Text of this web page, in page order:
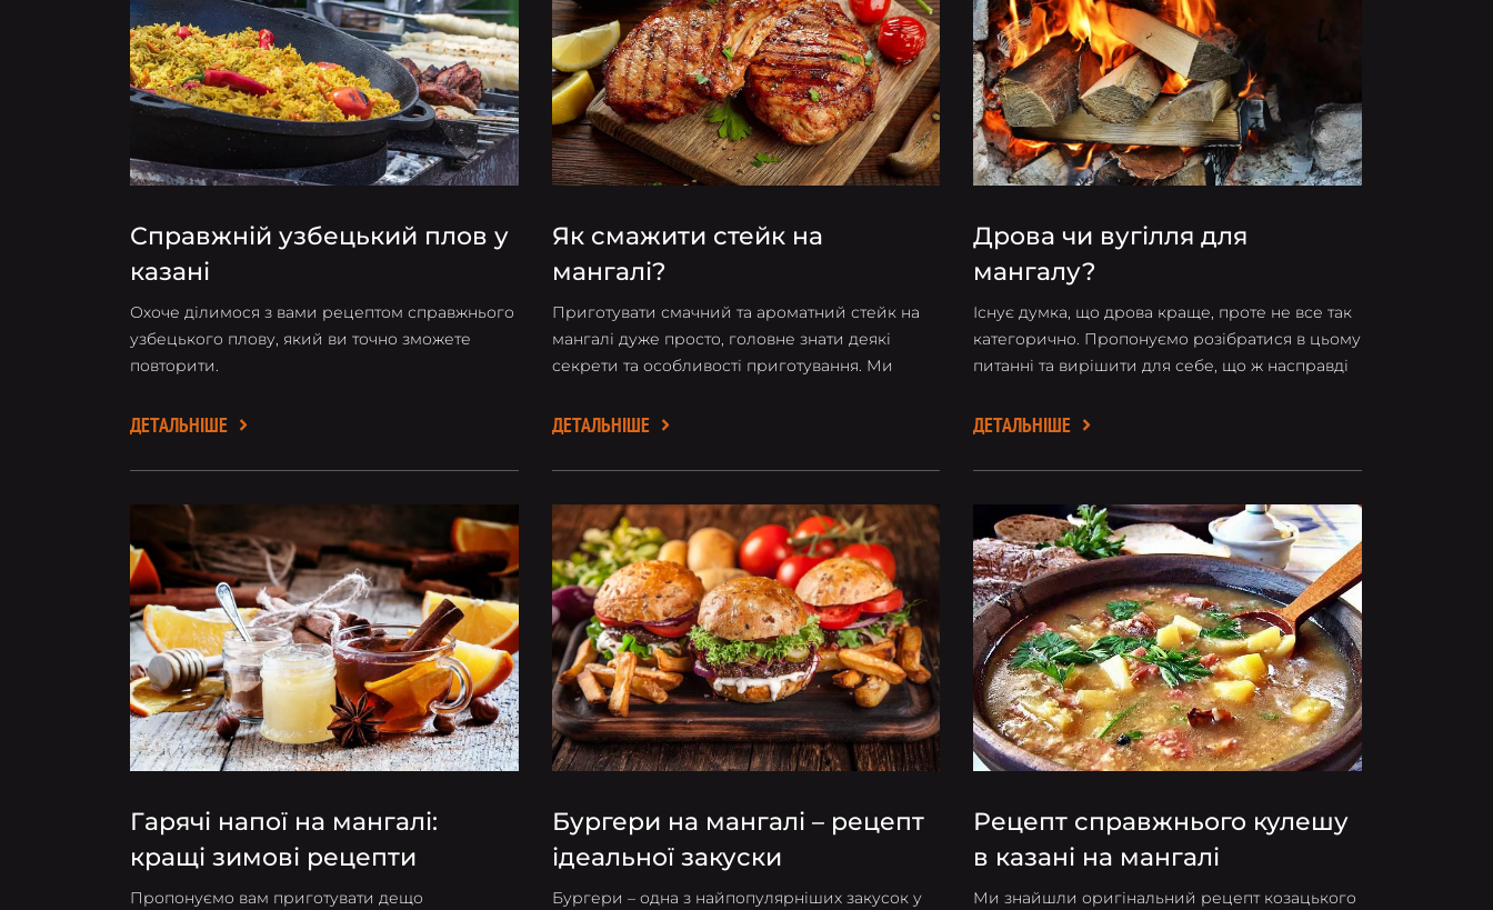
Справжній узбецький плов у
казані
Охоче ділимося з вами рецептом справжнього
узбецького плову, який ви точно зможете
повторити.
ДЕТАЛЬНІШЕ
Як смажити стейк на
мангалі?
Приготувати смачний та ароматний стейк на
мангалі дуже просто, головне знати деякі
секрети та особливості приготування. Ми
гірше ніж професійний шеф-кухар, а може
ДЕТАЛЬНІШЕ
Дрова чи вугілля для
мангалу?
Існує думка, що дрова краще, проте не все так
категорично. Пропонуємо розібратися в цьому
питанні та вирішити для себе, що ж насправді
ДЕТАЛЬНІШЕ
Гарячі напої на мангалі:
кращі зимові рецепти
Пропонуємо вам приготувати дещо
Бургери на мангалі – рецепт
ідеальної закуски
Бургери – одна з найпопулярніших закусок у
Рецепт справжнього кулешу
в казані на мангалі
Ми знайшли оригінальний рецепт козацького